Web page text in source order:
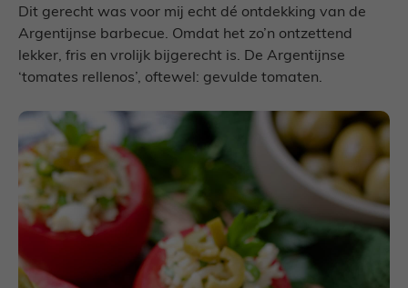
Dit gerecht was voor mij echt dé ontdekking van de
Argentijnse barbecue. Omdat het zo’n ontzettend
lekker, fris en vrolijk bijgerecht is. De Argentijnse
‘tomates rellenos’, oftewel: gevulde tomaten.